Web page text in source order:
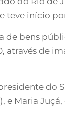
teve início
de bens
através de
do
Maria